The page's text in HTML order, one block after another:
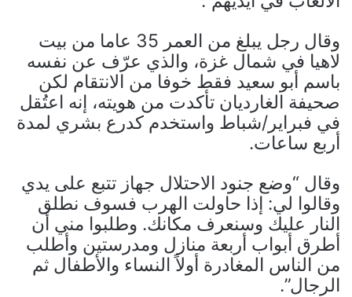
وقال رجل يبلغ من العمر 35 عاما من بيت
لاهيا في شمال غزة، والذي عرّف عن نفسه
باسم أبو سعيد فقط خوفا من الانتقام لكن
صحيفة الغارديان تأكدت من هويته، إنه اعتُقل
في فبراير/شباط واستخدم كدرع بشري لمدة
أربع ساعات.
وقال “وضع جنود الاحتلال جهاز تتبع على يدي
وقالوا لي: إذا حاولت الهرب فسوف نطلق
النار عليك وسنعرف مكانك. وطلبوا مني أن
أطرق أبواب أربعة منازل ومدرستين وأطلب
من الناس المغادرة أولاً النساء والأطفال ثم
الرجال”.